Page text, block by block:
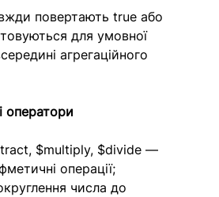
повертають true або
для умовної
агрегаційного
оператори
$multiply, $divide —
операції;
числа до